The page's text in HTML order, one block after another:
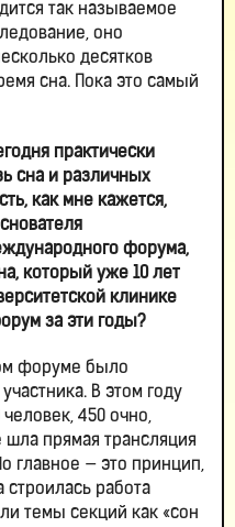
так называемое
оно
десятков
сна. Пока это самый
практически
сна и различных
как мне кажется,
форума,
который уже 10 лет
клинике
за эти годы?
форуме было
В этом году
450 очно,
шла прямая трансляция
главное — это принцип,
строилась работа
темы секций как «сон